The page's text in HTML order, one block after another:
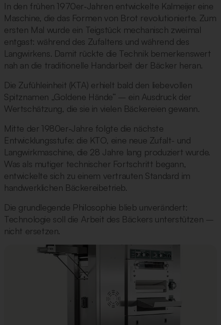
In den frühen 1970er‑Jahren entwickelte Kalmeijer eine
Maschine, die das Formen von Brot revolutionierte. Zum
ersten Mal wurde ein Teigstück mechanisch zweimal
entgast: während des Zufaltens und während des
Langwirkens. Damit rückte die Technik bemerkenswert
nah an die traditionelle Handarbeit der Bäcker heran.
Die Zufühleinheit (KTA) erhielt bald den liebevollen
Spitznamen „Goldene Hände“ – ein Ausdruck der
Wertschätzung, die sie in vielen Bäckereien gewann.
Mitte der 1980er‑Jahre folgte die nächste
Entwicklungsstufe: die KTO, eine neue Zufalt- und
Langwirkmaschine, die 28 Jahre lang produziert wurde.
Was als mutiger technischer Fortschritt begann,
entwickelte sich zu einem vertrauten Standard im
handwerklichen Bäckereibetrieb.
Die grundlegende Philosophie blieb unverändert:
Technologie soll die Arbeit des Bäckers unterstützen –
nicht ersetzen.